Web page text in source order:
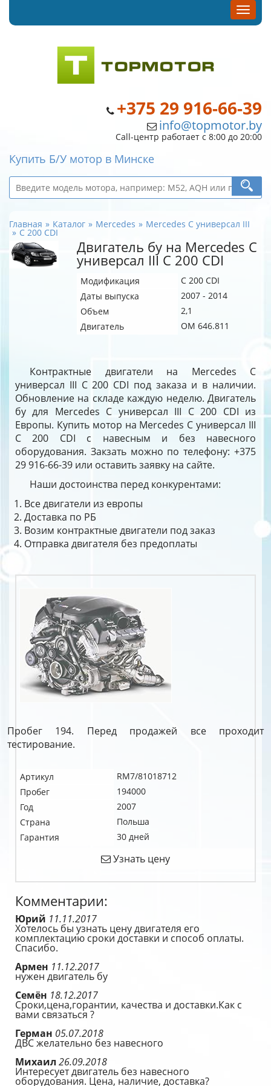
+375 29 916-66-39
info@topmotor.by
Call-центр работает с 8:00 до 20:00
Купить Б/У мотор в Минске
Главная Каталог Mercedes Mercedes C универсал III
C 200 CDI
Двигатель бу на Mercedes C
универсал III C 200 CDI
Модификация
C 200 CDI
Даты выпуска
2007 - 2014
Объем
2,1
Двигатель
OM 646.811
Контрактные двигатели на Mercedes C
универсал III C 200 CDI под заказа и в наличии.
Обновление на складе каждую неделю. Двигатель
бу для Mercedes C универсал III C 200 CDI из
Европы. Купить мотор на Mercedes C универсал III
C 200 CDI с навесным и без навесного
оборудования. Закзать можно по телефону: +375
29 916-66-39 или оставить заявку на сайте.
Наши достоинства перед конкурентами:
Все двигатели из европы
Доставка по РБ
Возим контрактные двигатели под заказ
Отправка двигателя без предоплаты
Пробег 194. Перед продажей все проходит
тестирование.
Артикул
RM7/81018712
Пробег
194000
Год
2007
Страна
Польша
Гарантия
30 дней
Узнать цену
Комментарии:
Юрий 11.11.2017
Хотелось бы узнать цену двигателя его
комплектацию сроки доставки и способ оплаты.
Спасибо.
Армен 11.12.2017
нужен двигатель бу
Семён 18.12.2017
Сроки,цена,горантии, качества и доставки.Как с
вами связаться ?
Герман 05.07.2018
ДВС желательно без навесного
Михаил 26.09.2018
Интересует двигатель без навесного
оборудования. Цена, наличие, доставка?